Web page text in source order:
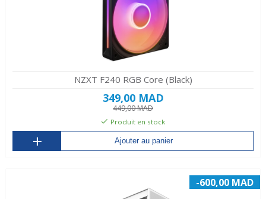
NZXT F240 RGB Core (Black)
349,00 MAD
449,00 MAD
Produit en stock
Ajouter au panier
-600,00 MAD